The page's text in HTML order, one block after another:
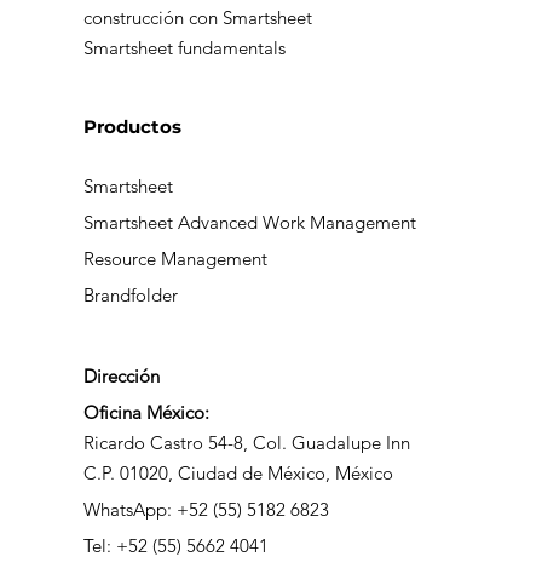
Dirección
Oficina México:
Ricardo Castro 54-8, Col. Guadalupe Inn
C.P. 01020, Ciudad de México, México
Tel: +52 (55) 5662 4041
WhatsApp: +52 (55) 5182 6823
Productos
Smartsheet
Resource Management
Brandfolder
Smartsheet Advanced Work Management
construcción con Smartsheet
Smartsheet fundamentals